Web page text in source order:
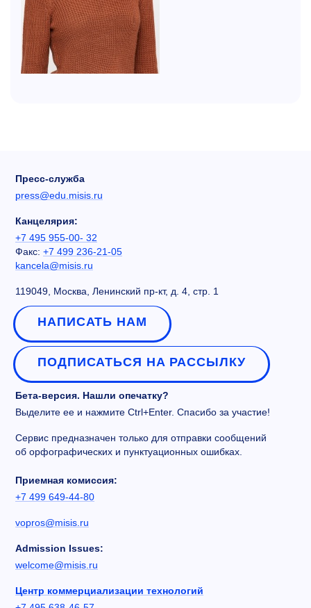
Пресс-служба
press@edu.misis.ru
Канцелярия:
+7 495 955-00- 32
Факс: +7 499 236-21-05
kancela@misis.ru
119049, Москва, Ленинский пр-кт, д. 4, стр. 1
НАПИСАТЬ НАМ
ПОДПИСАТЬСЯ НА РАССЫЛКУ
Бета-версия. Нашли опечатку?
Выделите ее и нажмите Ctrl+Enter. Спасибо за участие!
Сервис предназначен только для отправки сообщений
об орфографических и пунктуационных ошибках.
Приемная комиссия:
+7 499 649-44-80
vopros@misis.ru
Admission Issues:
welcome@misis.ru
Центр коммерциализации технологий